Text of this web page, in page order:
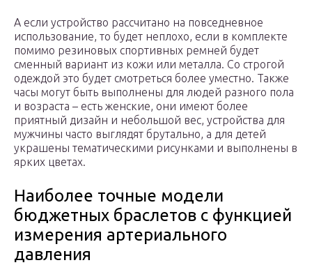
А если устройство рассчитано на повседневное
использование, то будет неплохо, если в комплекте
помимо резиновых спортивных ремней будет
сменный вариант из кожи или металла. Со строгой
одеждой это будет смотреться более уместно. Также
часы могут быть выполнены для людей разного пола
и возраста – есть женские, они имеют более
приятный дизайн и небольшой вес, устройства для
мужчины часто выглядят брутально, а для детей
украшены тематическими рисунками и выполнены в
ярких цветах.
Наиболее точные модели
бюджетных браслетов с функцией
измерения артериального
давления